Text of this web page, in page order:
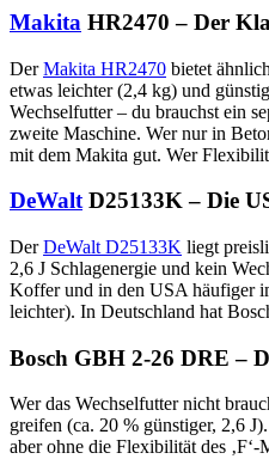
Makita HR2470 – Der
DerMakita HR2470 bietet
etwas leichter (2,4 kg) und
Wechselfutter – du brauchst ein
zweite Maschine. Wer nur in
mit dem Makita gut. Wer
DeWaltD25133K – Die
DerDeWalt D25133K liegt
2,6 J Schlagenergie und kein
Koffer und in den USA häufiger
leichter). In Deutschland hat
Bosch GBH 2-26 DRE –
Wer das Wechselfutter nicht
greifen (ca. 20 % günstiger, 2,6
aber ohne die Flexibilität des ‚F‘-